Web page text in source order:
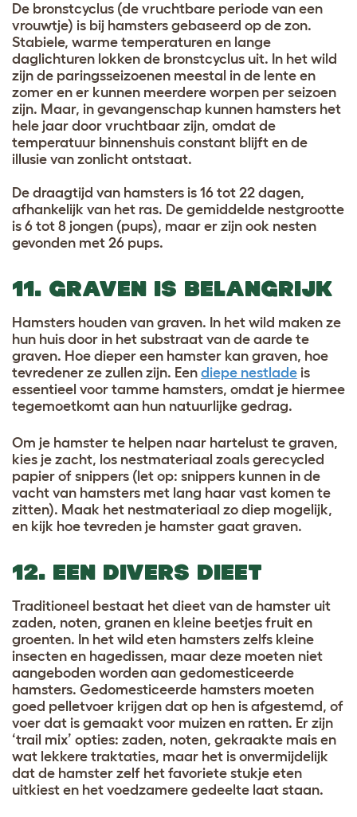
De bronstcyclus (de vruchtbare periode van een
vrouwtje) is bij hamsters gebaseerd op de zon.
Stabiele, warme temperaturen en lange
daglichturen lokken de bronstcyclus uit. In het wild
zijn de paringsseizoenen meestal in de lente en
zomer en er kunnen meerdere worpen per seizoen
zijn. Maar, in gevangenschap kunnen hamsters het
hele jaar door vruchtbaar zijn, omdat de
temperatuur binnenshuis constant blijft en de
illusie van zonlicht ontstaat.
De draagtijd van hamsters is 16 tot 22 dagen,
afhankelijk van het ras. De gemiddelde nestgrootte
is 6 tot 8 jongen (pups), maar er zijn ook nesten
gevonden met 26 pups.
11. GRAVEN IS BELANGRIJK
Hamsters houden van graven. In het wild maken ze
hun huis door in het substraat van de aarde te
graven. Hoe dieper een hamster kan graven, hoe
tevredener ze zullen zijn. Een diepe nestlade is
essentieel voor tamme hamsters, omdat je hiermee
tegemoetkomt aan hun natuurlijke gedrag.
Om je hamster te helpen naar hartelust te graven,
kies je zacht, los nestmateriaal zoals gerecycled
papier of snippers (let op: snippers kunnen in de
vacht van hamsters met lang haar vast komen te
zitten). Maak het nestmateriaal zo diep mogelijk,
en kijk hoe tevreden je hamster gaat graven.
12. EEN DIVERS DIEET
Traditioneel bestaat het dieet van de hamster uit
zaden, noten, granen en kleine beetjes fruit en
groenten. In het wild eten hamsters zelfs kleine
insecten en hagedissen, maar deze moeten niet
aangeboden worden aan gedomesticeerde
hamsters. Gedomesticeerde hamsters moeten
goed pelletvoer krijgen dat op hen is afgestemd, of
voer dat is gemaakt voor muizen en ratten. Er zijn
‘trail mix’ opties: zaden, noten, gekraakte mais en
wat lekkere traktaties, maar het is onvermijdelijk
dat de hamster zelf het favoriete stukje eten
uitkiest en het voedzamere gedeelte laat staan.